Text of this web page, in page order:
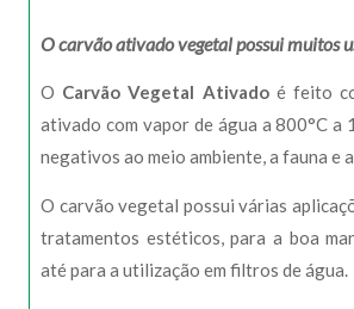
O carvão ativado vegetal possui muitos
O Carvão Vegetal Ativadoé feito
ativado com vapor de água a 800°C a
negativos ao meio ambiente, a fauna e
O carvão vegetal possui várias
tratamentos estéticos, para a boa
até para a utilização em filtros de água.